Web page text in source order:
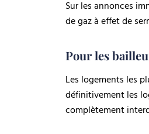
Sur les annonces
de gaz à effet de
Pour les
Les logements les
définitivement les
complètement